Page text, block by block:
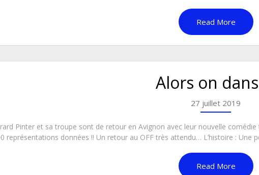
Read More
Alors on
27 juillet 2019
Pinter et sa troupe sont de retour en Avignon avec leur nouvelle
représentations données !! Un retour au OFF très attendu… L’histoire : Une
Read More